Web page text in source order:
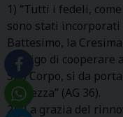
1) “Tutti i fedeli,
sono stati
Battesimo, la
obbligo di cooperare
Suo Corpo, sì da
pienezza” (AG 36).
2) “La grazia del